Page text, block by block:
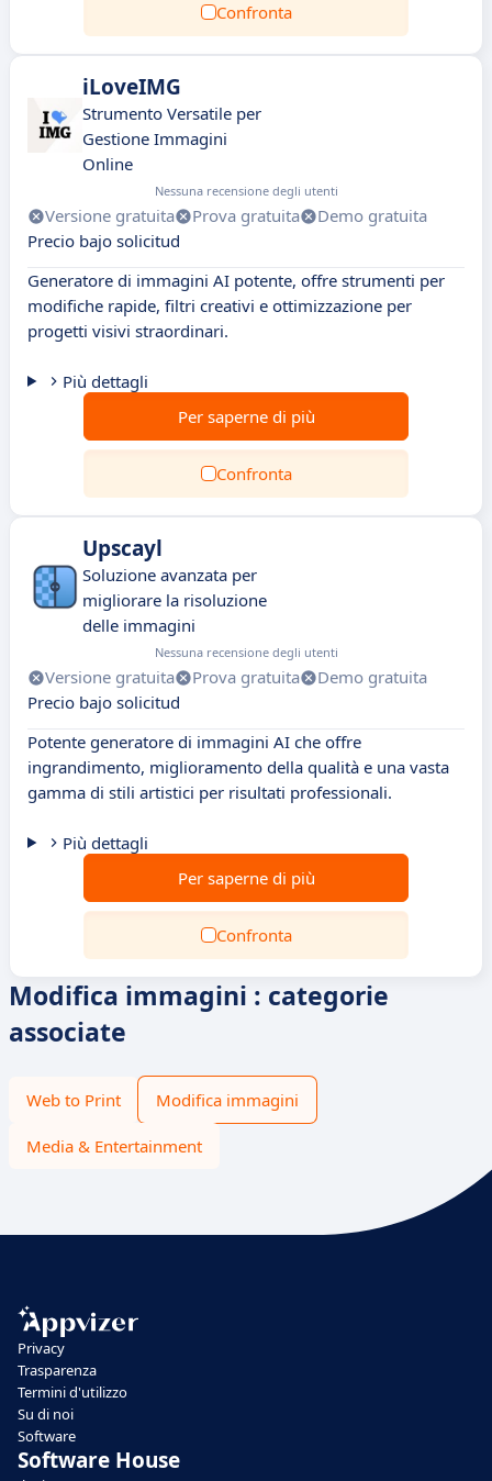
Confronta
iLoveIMG
Strumento Versatile per
Gestione Immagini
Online
Nessuna recensione degli utenti
Versione gratuita Prova gratuita
Demo gratuita
Precio bajo solicitud
Generatore di immagini AI potente, offre strumenti per
modifiche rapide, filtri creativi e ottimizzazione per
progetti visivi straordinari.
Più dettagli
Per saperne di più
Confronta
Upscayl
Soluzione avanzata per
migliorare la risoluzione
delle immagini
Nessuna recensione degli utenti
Versione gratuita Prova gratuita
Demo gratuita
Precio bajo solicitud
Potente generatore di immagini AI che offre
ingrandimento, miglioramento della qualità e una vasta
gamma di stili artistici per risultati professionali.
Più dettagli
Per saperne di più
Confronta
Modifica immagini : categorie
associate
Web to Print Modifica immagini
Media & Entertainment
Privacy
Trasparenza
Termini d'utilizzo
Su di noi
Software
Software House